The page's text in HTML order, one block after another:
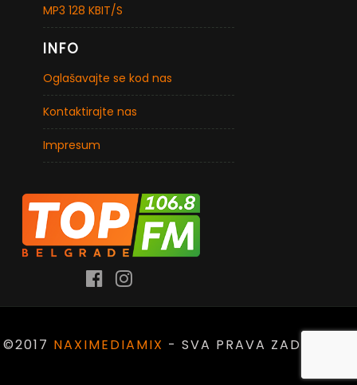
MP3 128 KBIT/S
INFO
Oglašavajte se kod nas
Kontaktirajte nas
Impresum
©2017 NAXIMEDIAMIX - SVA PRAVA ZADRŽANA.